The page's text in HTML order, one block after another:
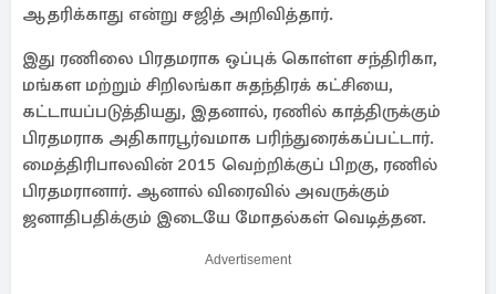
ஆதரிக்காது என்று சஜித் அறிவித்தார்.
இது ரணிலை பிரதமராக ஒப்புக் கொள்ள சந்திரிகா,
மங்கள மற்றும் சிறிலங்கா சுதந்திரக் கட்சியை,
கட்டாயப்படுத்தியது, இதனால், ரணில் காத்திருக்கும்
பிரதமராக அதிகாரபூர்வமாக பரிந்துரைக்கப்பட்டார்.
மைத்திரிபாலவின் 2015 வெற்றிக்குப் பிறகு, ரணில்
பிரதமரானார். ஆனால் விரைவில் அவருக்கும்
ஜனாதிபதிக்கும் இடையே மோதல்கள் வெடித்தன.
Advertisement